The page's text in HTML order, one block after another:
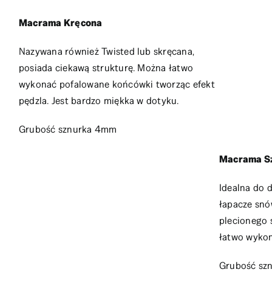
Macrama Kręcona
Nazywana również Twisted lub skręcana,
posiada ciekawą strukturę. Można łatwo
wykonać pofalowane końcówki tworząc efekt
pędzla. Jest bardzo miękka w dotyku.
Grubość sznurka 4mm
Macrama
Idealna do
łapacze
plecionego
łatwo
Grubość